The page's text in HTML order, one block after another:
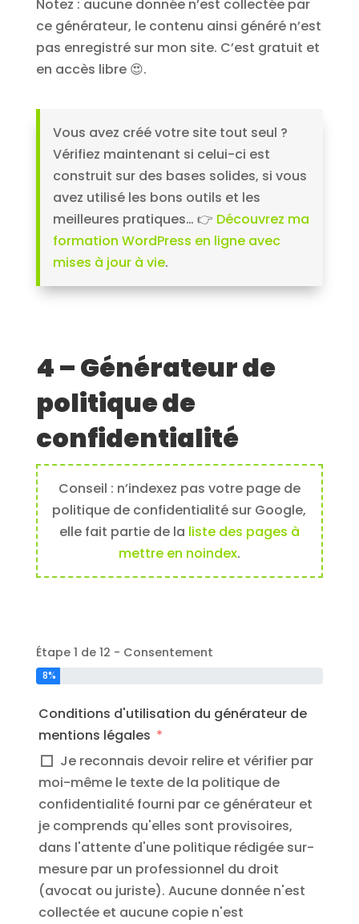
Notez : aucune donnée n’est collectée par
ce générateur, le contenu ainsi généré n’est
pas enregistré sur mon site. C’est gratuit et
en accès libre 😍.
Vous avez créé votre site tout seul ?
Vérifiez maintenant si celui-ci est
construit sur des bases solides, si vous
avez utilisé les bons outils et les
meilleures pratiques… 👉 Découvrez ma
formation WordPress en ligne avec
mises à jour à vie.
4 – Générateur de
politique de
confidentialité
Conseil : n’indexez pas votre page de
politique de confidentialité sur Google,
elle fait partie de la liste des pages à
mettre en noindex.
Étape 1 de 12 - Consentement
8%
Conditions d'utilisation du générateur de
mentions légales
Je reconnais devoir relire et vérifier par
moi-même le texte de la politique de
confidentialité fourni par ce générateur et
je comprends qu'elles sont provisoires,
dans l'attente d'une politique rédigée sur-
mesure par un professionnel du droit
(avocat ou juriste). Aucune donnée n'est
collectée et aucune copie n'est